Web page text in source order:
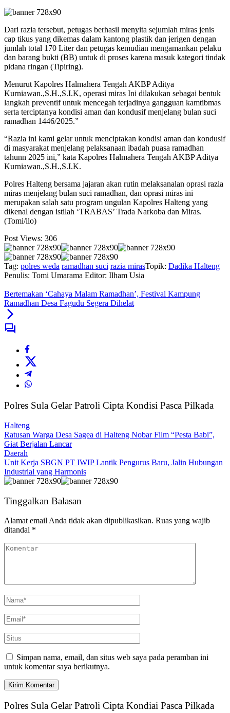
Dari razia tersebut, petugas berhasil menyita sejumlah miras jenis
cap tikus yang dikemas dalam kantong plastik dan jerigen dengan
jumlah total 170 Liter dan petugas kemudian mengamankan pelaku
dan barang bukti (BB) untuk di proses karena masuk kategori tindak
pidana ringan (Tipiring).
Menurut Kapolres Halmahera Tengah AKBP Aditya
Kurniawan.,S.H.,S.I.K, operasi miras Ini dilakukan sebagai bentuk
langkah preventif untuk mencegah terjadinya gangguan kamtibmas
serta terciptanya kondisi aman dan kondusif menjelang bulan suci
ramadhan 1446/2025.”
“Razia ini kami gelar untuk menciptakan kondisi aman dan kondusif
di masyarakat menjelang pelaksanaan ibadah puasa ramadhan
tahunn 2025 ini,” kata Kapolres Halmahera Tengah AKBP Aditya
Kurniawan.,S.H.,S.I.K.
Polres Halteng bersama jajaran akan rutin melaksanalan oprasi razia
miras menjelang bulan suci ramadhan, dan oprasi miras ini
merupakan salah satu program ungulan Kapolres Halteng yang
dikenal dengan istilah ‘TRABAS’ Trada Narkoba dan Miras.
(Tomi/ilo)
Post Views: 306
Tag: polres weda ramadhan suci razia mirasTopik: Dadika Halteng
Penulis: Tomi Umarama Editor: Ilham Usia
Bertemakan ‘Cahaya Malam Ramadhan’, Festival Kampung
Ramadhan Desa Fagudu Segera Dihelat
Polres Sula Gelar Patroli Cipta Kondisi Pasca Pilkada
Halteng
Ratusan Warga Desa Sagea di Halteng Nobar Film “Pesta Babi”,
Giat Berjalan Lancar
Daerah
Unit Kerja SBGN PT IWIP Lantik Pengurus Baru, Jalin Hubungan
Industrial yang Harmonis
Tinggalkan Balasan
Alamat email Anda tidak akan dipublikasikan. Ruas yang wajib
ditandai *
Simpan nama, email, dan situs web saya pada peramban ini
untuk komentar saya berikutnya.
Polres Sula Gelar Patroli Cipta Kondiai Pasca Pilkada